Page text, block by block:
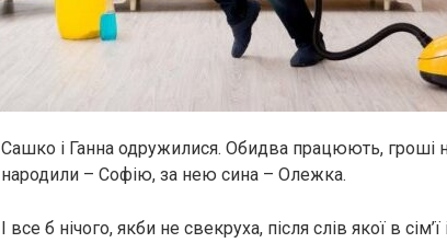
Сашко і Ганна одружилися. Обидва працюють, гроші
народили – Софію, за нею сина – Олежка.
І все б нічого, якби не свекруха, після слів якої в